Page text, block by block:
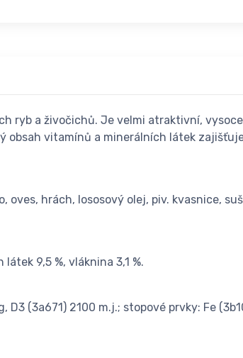
ryb a živočichů. Je velmi atraktivní,
obsah vitamínů a minerálních látek
hrách, lososový olej, piv. kvasnice,
9,5 %, vláknina 3,1 %.
(3a671) 2100 m.j.; stopové prvky: Fe